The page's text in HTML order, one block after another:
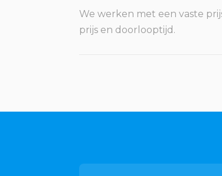
We werken met een vaste
prijs en doorlooptijd.